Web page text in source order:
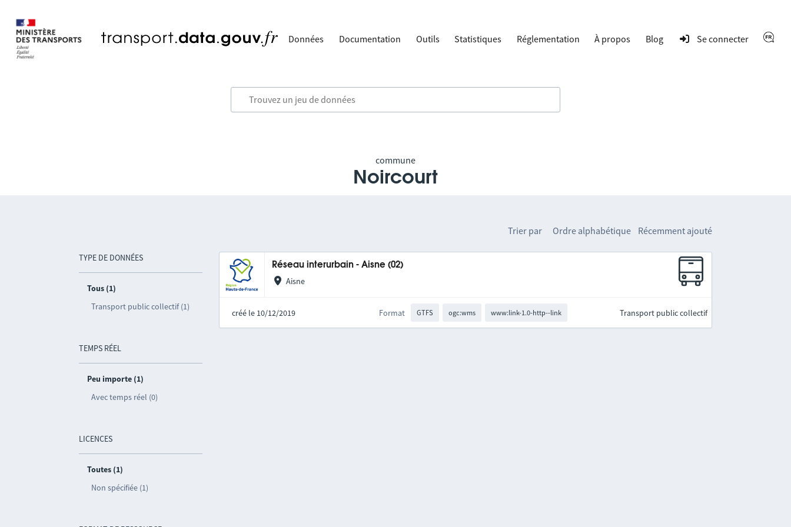
Données Documentation Outils Statistiques Réglementation À propos Blog Se connecter
commune
Noircourt
TYPE DE DONNÉES
Tous (1)
Transport public collectif (1)
TEMPS RÉEL
Peu importe (1)
Avec temps réel (0)
LICENCES
Toutes (1)
Non spécifiée (1)
Trier par Ordre alphabétique Récemment ajouté
Réseau interurbain - Aisne (02)
Aisne
créé le 10/12/2019 Format GTFS ogc:wms www:link-1.0-http--link Transport public collectif